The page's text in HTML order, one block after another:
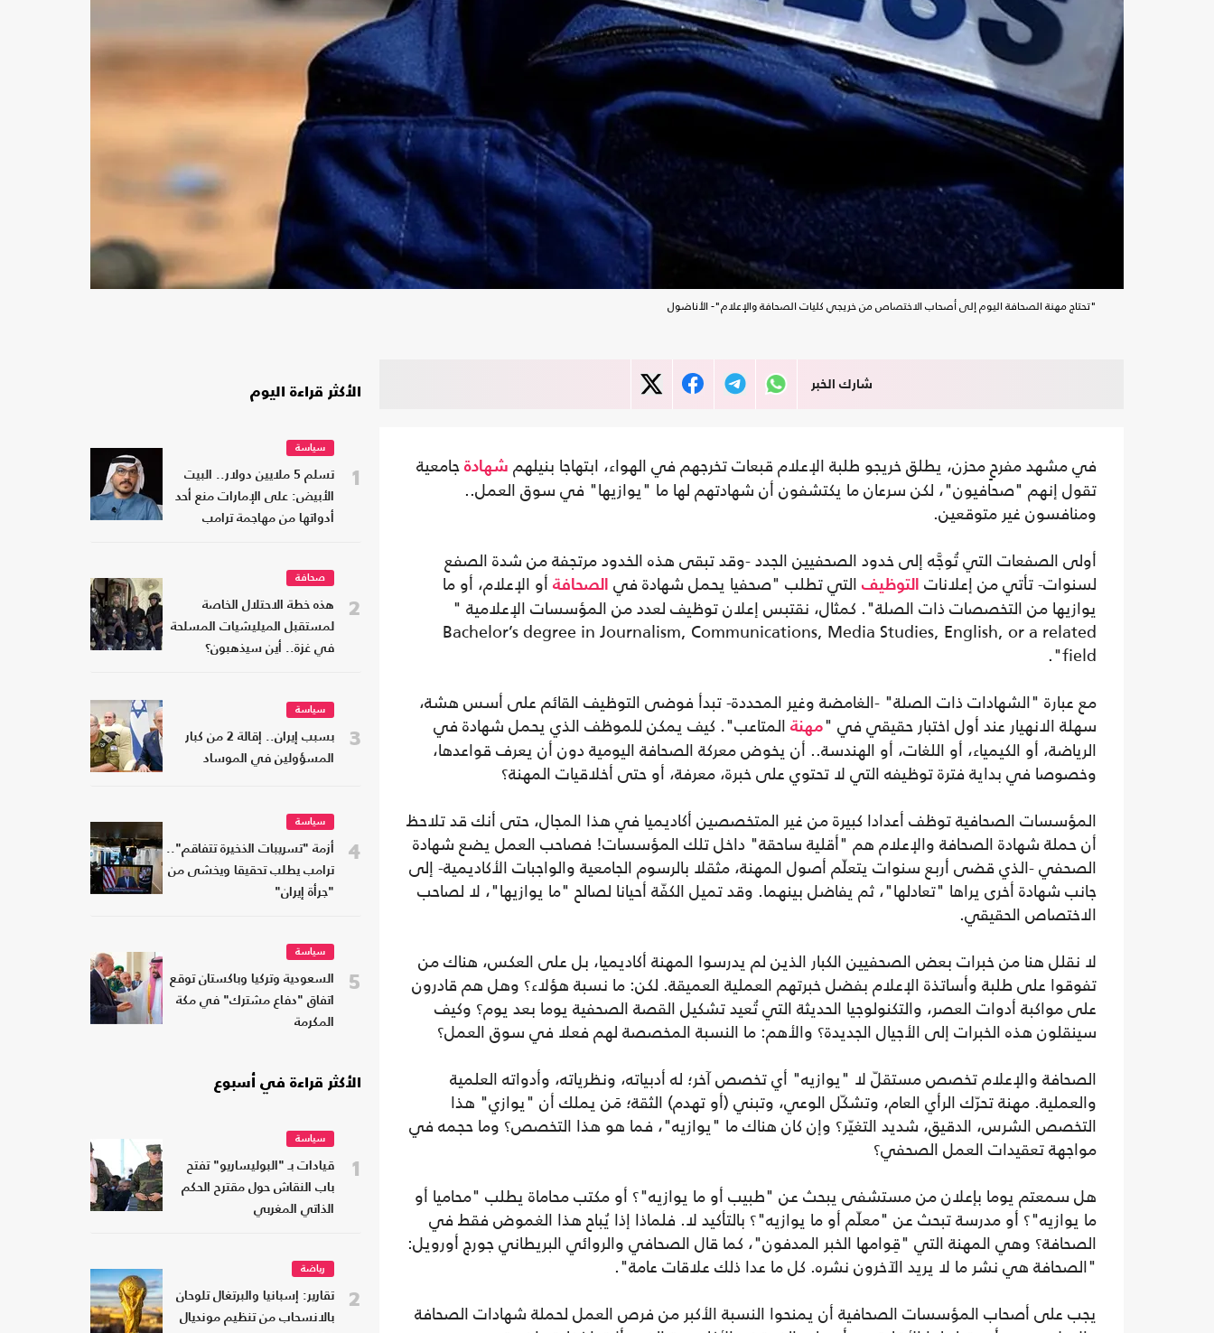
"تحتاج مهنة الصحافة اليوم إلى أصحاب الاختصاص من خريجي كليات الصحافة والإعلام"- الأناضول
شارك الخبر
في مشهد مفرحٍ محزن، يطلق خريجو طلبة الإعلام قبعات تخرجهم في الهواء، ابتهاجا بنيلهم شهادة جامعية
تقول إنهم "صحافيون"، لكن سرعان ما يكتشفون أن شهادتهم لها ما "يوازيها" في سوق العمل..
ومنافسون غير متوقعين.
أولى الصفعات التي تُوجَّه إلى خدود الصحفيين الجدد -وقد تبقى هذه الخدود مرتجفة من شدة الصفع
لسنوات- تأتي من إعلانات
التوظيف التي تطلب "صحفيا يحمل شهادة في الصحافة أو الإعلام، أو ما
يوازيها من التخصصات ذات الصلة". كمثال، نقتبس إعلان توظيف لعدد من المؤسسات الإعلامية "
Bachelor’s degree in Journalism, Communications, Media Studies, English, or a related
field".
مع عبارة "الشهادات ذات الصلة" -الغامضة وغير المحددة- تبدأ فوضى التوظيف القائم على أسس هشة،
سهلة الانهيار عند أول اختبار حقيقي في "مهنة المتاعب". كيف يمكن للموظف الذي يحمل شهادة في
الرياضة، أو الكيمياء، أو اللغات، أو الهندسة.. أن يخوض معركة الصحافة اليومية دون أن يعرف قواعدها،
وخصوصا في بداية فترة توظيفه التي لا تحتوي على خبرة، معرفة، أو حتى أخلاقيات المهنة؟
المؤسسات الصحافية توظف أعدادا كبيرة من غير المتخصصين أكاديميا في هذا المجال، حتى أنك قد تلاحظ
أن حملة شهادة الصحافة والإعلام هم "أقلية ساحقة" داخل تلك المؤسسات! فصاحب العمل يضع شهادة
الصحفي -الذي قضى أربع سنوات يتعلّم أصول المهنة، مثقلا بالرسوم الجامعية والواجبات الأكاديمية- إلى
جانب شهادة أخرى يراها "تعادلها"، ثم يفاضل بينهما. وقد تميل الكفّة أحيانا لصالح "ما يوازيها"، لا لصاحب
الاختصاص الحقيقي.
لا نقلل هنا من خبرات بعض الصحفيين الكبار الذين لم يدرسوا المهنة أكاديميا، بل على العكس، هناك من
تفوقوا على طلبة وأساتذة الإعلام بفضل خبرتهم العملية العميقة. لكن: ما نسبة هؤلاء؟ وهل هم قادرون
على مواكبة أدوات العصر، والتكنولوجيا الحديثة التي تُعيد تشكيل القصة الصحفية يوما بعد يوم؟ وكيف
سينقلون هذه الخبرات إلى الأجيال الجديدة؟ والأهم: ما النسبة المخصصة لهم فعلا في سوق العمل؟
الصحافة والإعلام تخصص مستقلّ لا "يوازيه" أي تخصص آخر؛ له أدبياته، ونظرياته، وأدواته العلمية
والعملية. مهنة تحرّك الرأي العام، وتشكّل الوعي، وتبني (أو تهدم) الثقة؛ مَن يملك أن "يوازي" هذا
التخصص الشرس، الدقيق، شديد التغيّر؟ وإن كان هناك ما "يوازيه"، فما هو هذا التخصص؟ وما حجمه في
مواجهة تعقيدات العمل الصحفي؟
هل سمعتم يوما بإعلان من مستشفى يبحث عن "طبيب أو ما يوازيه"؟ أو مكتب محاماة يطلب "محاميا أو
ما يوازيه"؟ أو مدرسة تبحث عن "معلّم أو ما يوازيه"؟ بالتأكيد لا. فلماذا إذا يُباح هذا الغموض فقط في
الصحافة؟ وهي المهنة التي "قِوامها الخبر المدفون"، كما قال الصحافي والروائي البريطاني جورج أورويل:
"الصحافة هي نشر ما لا يريد الآخرون نشره. كل ما عدا ذلك علاقات عامة".
يجب على أصحاب المؤسسات الصحافية أن يمنحوا النسبة الأكبر من فرص العمل لحملة شهادات الصحافة
الأكثر قراءة اليوم
1
سياسة
تسلم 5 ملايين دولار.. البيت
الأبيض: على الإمارات منع أحد
أدواتها من مهاجمة ترامب
2
صحافة
هذه خطة الاحتلال الخاصة
لمستقبل الميليشيات المسلحة
في غزة.. أين سيذهبون؟
3
سياسة
بسبب إيران.. إقالة 2 من كبار
المسؤولين في الموساد
4
سياسة
أزمة "تسريبات الذخيرة تتفاقم"..
ترامب يطلب تحقيقا ويخشى من
"جرأة إيران"
5
سياسة
السعودية وتركيا وباكستان توقع
اتفاق "دفاع مشترك" في مكة
المكرمة
الأكثر قراءة في أسبوع
1
سياسة
قيادات بـ "البوليساريو" تفتح
باب النقاش حول مقترح الحكم
الذاتي المغربي
2
رياضة
تقارير: إسبانيا والبرتغال تلوحان
بالانسحاب من تنظيم مونديال